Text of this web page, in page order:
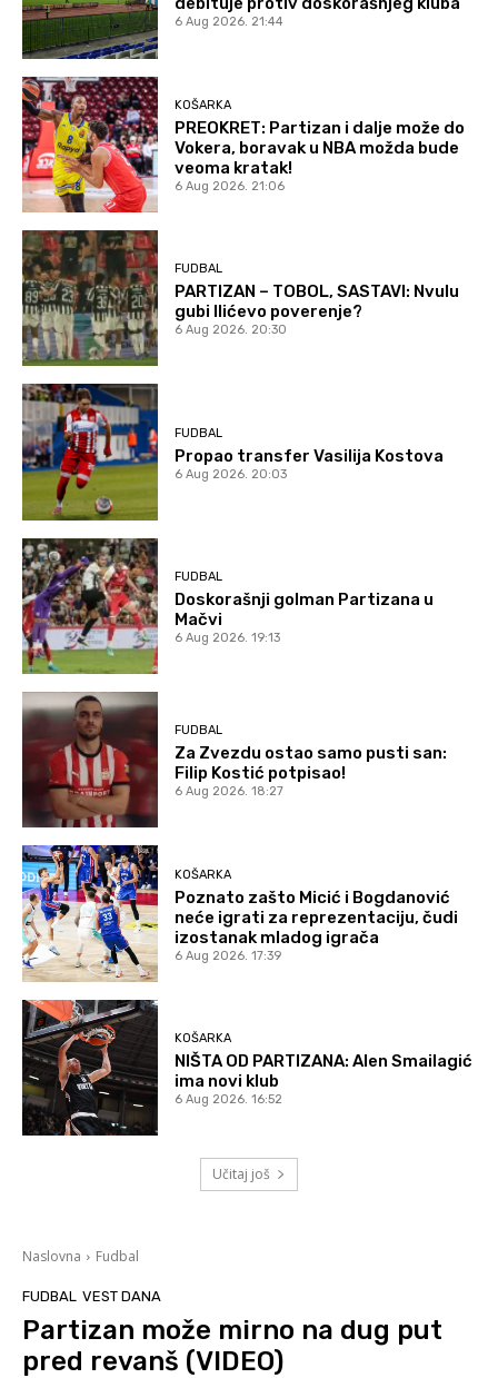
6 Aug 2026. 21:44
KOŠARKA
PREOKRET: Partizan i dalje može do
Vokera, boravak u NBA možda bude
veoma kratak!
6 Aug 2026. 21:06
FUDBAL
PARTIZAN – TOBOL, SASTAVI: Nvulu
gubi Ilićevo poverenje?
6 Aug 2026. 20:30
FUDBAL
Propao transfer Vasilija Kostova
6 Aug 2026. 20:03
FUDBAL
Doskorašnji golman Partizana u
Mačvi
6 Aug 2026. 19:13
FUDBAL
Za Zvezdu ostao samo pusti san:
Filip Kostić potpisao!
6 Aug 2026. 18:27
KOŠARKA
Poznato zašto Micić i Bogdanović
neće igrati za reprezentaciju, čudi
izostanak mladog igrača
6 Aug 2026. 17:39
KOŠARKA
NIŠTA OD PARTIZANA: Alen Smailagić
ima novi klub
6 Aug 2026. 16:52
Učitaj još